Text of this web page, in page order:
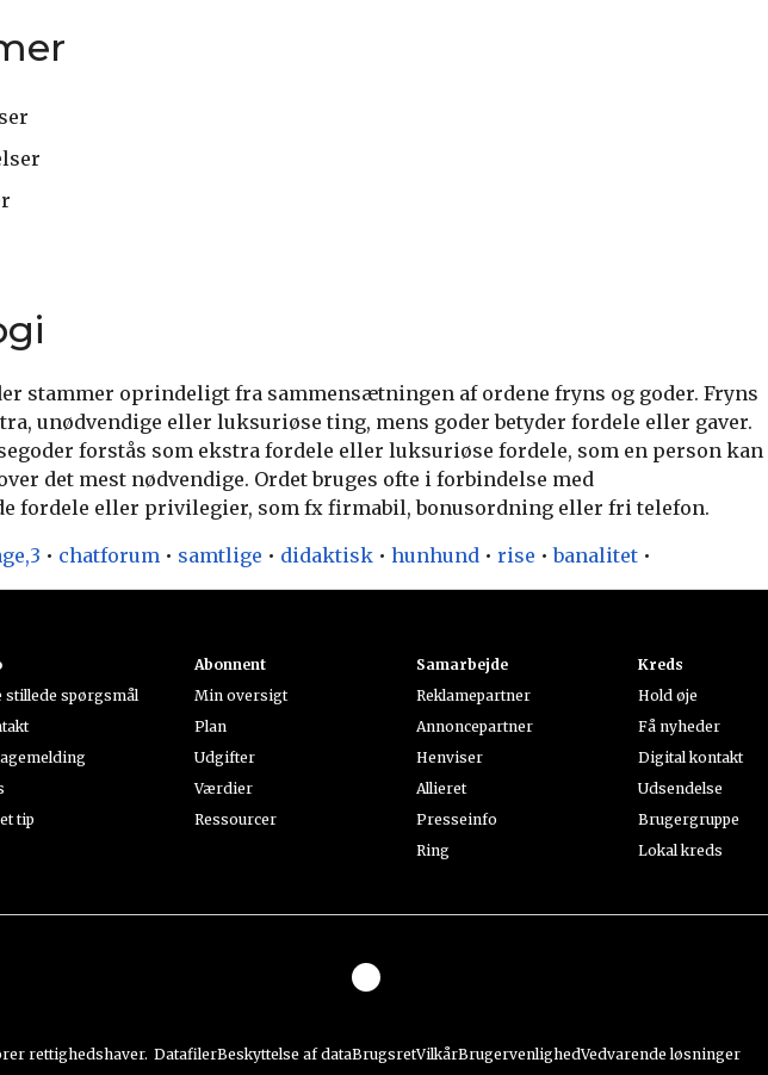
stammer oprindeligt fra sammensætningen af ordene fryns og goder. Fryns
unødvendige eller luksuriøse ting, mens goder betyder fordele eller gaver.
forstås som ekstra fordele eller luksuriøse fordele, som en person kan
det mest nødvendige. Ordet bruges ofte i forbindelse med
fordele eller privilegier, som fx firmabil, bonusordning eller fri telefon.
• chatforum • samtlige • didaktisk • hunhund • rise •banalitet •
rettighedshaver.
stillede spørgsmål
tip
Abonnent
Min oversigt
Plan
Udgifter
Værdier
Ressourcer
Samarbejde
Reklamepartner
Annoncepartner
Henviser
Allieret
Presseinfo
Ring
Kreds
Hold øje
Få nyheder
Digital kontakt
Udsendelse
Brugergruppe
Lokal kreds
DatafilerBeskyttelse af dataBrugsretVilkårBrugervenlighedVedvarende løsninger